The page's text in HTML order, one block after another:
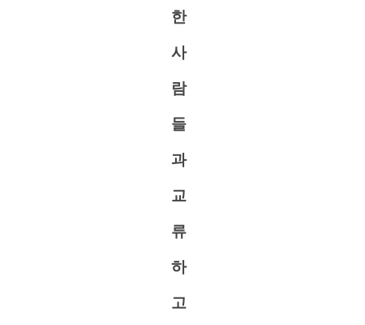
한
사
람
들
과
교
류
하
고